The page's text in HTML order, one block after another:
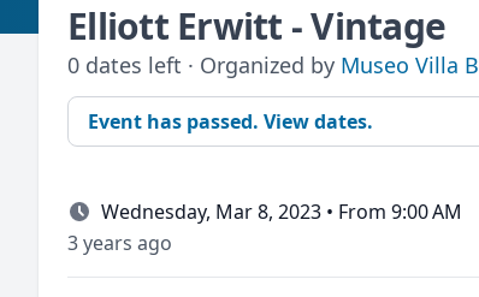
Elliott Erwitt - Vintage
0 dates left · Organized by Museo Villa
Event has passed. View dates.
Wednesday, Mar 8, 2023 • From 9:00 AM
3 years ago